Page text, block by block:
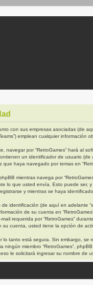
con sus empresas asociadas (de
emplean cualquier
navegar por “RetroGames” hará al
un identificador de usuario
haya navegado por temas en
mientras navega por
lo que usted envía. Esto puede ser,
y mientras se haya
identificación (de aquí en adelante
de su cuenta en
requerida por “RetroGames”
cuenta, usted tiene la opción de
tanto está segura. Sin embargo,
miembro “RetroGames”,
le solicitará ingresar su nombre